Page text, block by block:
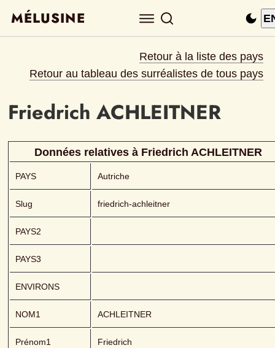
MÉLUSINE
Retour à la liste des pays
Retour au tableau des surréalistes de tous pays
Friedrich ACHLEITNER
Données relatives à Friedrich ACHLEITNER
PAYS Autriche
Slug friedrich-achleitner
PAYS2
PAYS3
ENVIRONS
NOM1 ACHLEITNER
Prénom1 Friedrich